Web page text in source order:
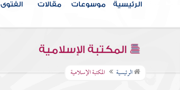
الرئيسية موسوعات مقالات الفتوى
المكتبة الإسلامية
الرئيسية المكتبة الإسلامية